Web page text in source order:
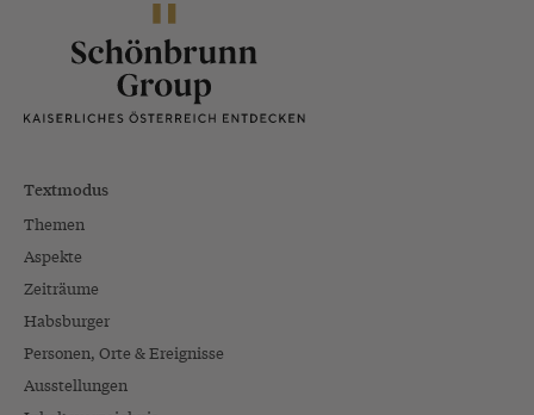
Textmodus
Themen
Aspekte
Zeiträume
Habsburger
Personen, Orte & Ereignisse
Ausstellungen